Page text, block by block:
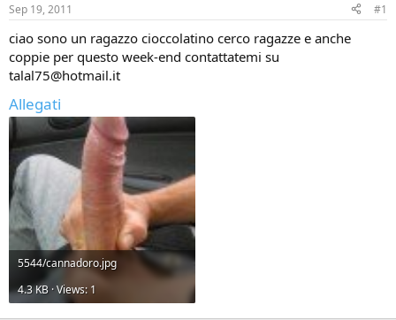
t
a
t
e
r
t
e
Sep 19, 2011 #1
ciao sono un ragazzo cioccolatino cerco ragazze e anche
coppie per questo week-end contattatemi su
talal75@hotmail.it
Allegati
5544/cannadoro.jpg
4.3 KB · Views: 1